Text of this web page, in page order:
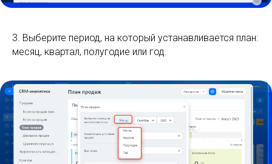
3. Выберите период, на который устанавливается план:
месяц, квартал, полугодие или год.